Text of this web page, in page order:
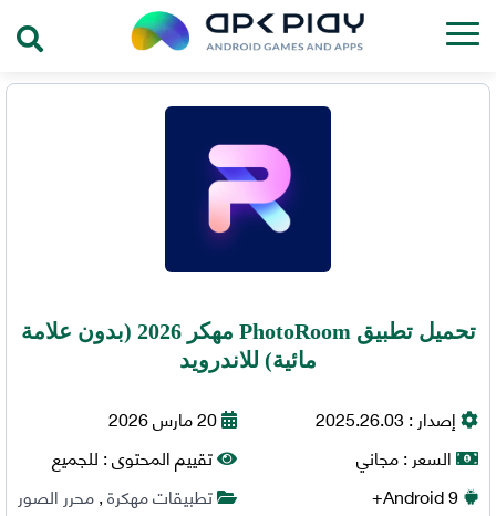
تحميل تطبيق PhotoRoom مهكر 2026 (بدون علامة
مائية) للاندرويد
إصدار :2025.26.03
السعر :مجاني
Android9+
20 مارس 2026
تقييم المحتوى :للجميع
تطبيقات مهكرة,محرر الصور